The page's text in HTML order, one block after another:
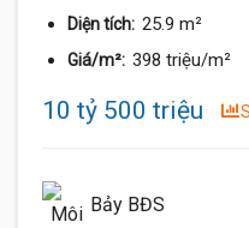
Diện tích: 25.9 m²
Giá/m²: 398 triệu/m²
10 tỷ 500 triệu
Bảy BĐS